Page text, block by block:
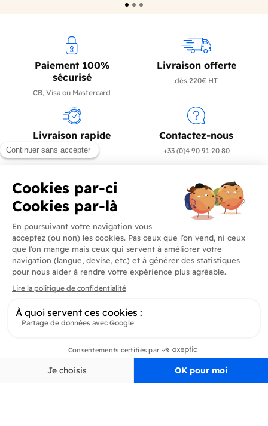
Paiement 100%
sécurisé
CB, Visa ou Mastercard
Livraison offerte
dès 220€ HT
Livraison rapide
en 24/72h
Contactez-nous
+33 (0)4 90 91 20 80